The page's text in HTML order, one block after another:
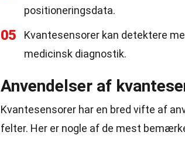
positioneringsdata.
05
Kvantesensorer kan detektere
medicinsk diagnostik.
Anvendelser af
Kvantesensorer har en bred vifte af
felter. Her er nogle af de mest